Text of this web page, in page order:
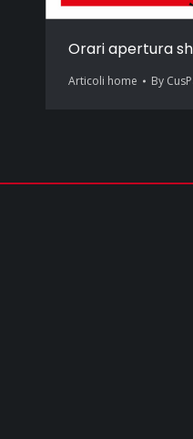
Orari apertura
Articoli home By